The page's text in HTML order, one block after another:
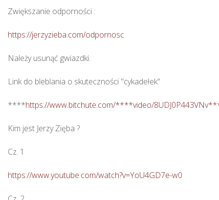
Zwiększanie odporności :
https://jerzyzieba.com/odpornosc
Należy usunąć gwiazdki.
Link do bleblania o skuteczności "cykadełek"
****https://www.bitchute.com/****video/
Kim jest Jerzy Zięba ?
Cz. 1
https://www.youtube.com/watch?v=YoU4GD7e-w0